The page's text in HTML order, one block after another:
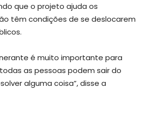
que o projeto ajuda os
têm condições de se deslocarem
é muito importante para
as pessoas podem sair do
alguma coisa”, disse a